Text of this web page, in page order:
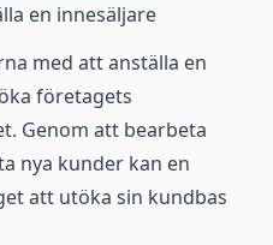
en innesäljare
med att anställa en
företagets
Genom att bearbeta
nya kunder kan en
att utöka sin kundbas